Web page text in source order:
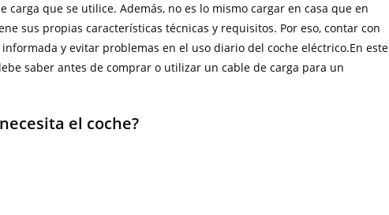
que se utilice. Además, no es lo mismo cargar en casa que en
sus propias características técnicas y requisitos. Por eso, contar con
y evitar problemas en el uso diario del coche eléctrico.En este
saber antes de comprar o utilizar un cable de carga para un
el coche?